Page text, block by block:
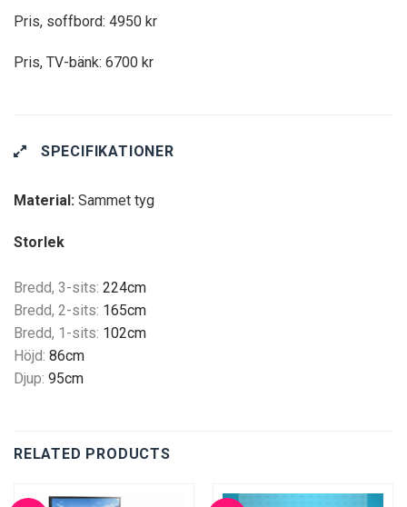
Pris, soffbord: 4950 kr
Pris, TV-bänk: 6700 kr
SPECIFIKATIONER
Material: Sammet tyg
Storlek
Bredd, 3-sits: 224cm
Bredd, 2-sits: 165cm
Bredd, 1-sits: 102cm
Höjd: 86cm
Djup: 95cm
RELATED PRODUCTS